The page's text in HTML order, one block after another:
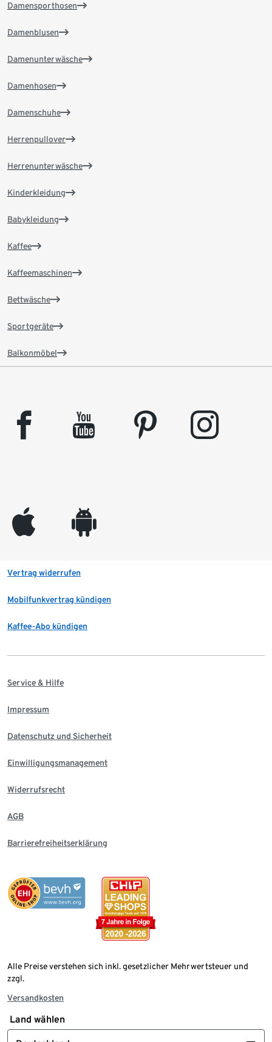
Damensporthosen
Damenblusen
Damenunterwäsche
Damenhosen
Damenschuhe
Herrenpullover
Herrenunterwäsche
Kinderkleidung
Babykleidung
Kaffee
Kaffeemaschinen
Bettwäsche
Sportgeräte
Balkonmöbel
facebook youtube pinterest instagram
appleinc android
Vertrag widerrufen
Mobilfunkvertrag kündigen
Kaffee-Abo kündigen
Service & Hilfe
Impressum
Datenschutz und Sicherheit
Einwilligungsmanagement
Widerrufsrecht
AGB
Barrierefreiheitserklärung
Alle Preise verstehen sich inkl. gesetzlicher Mehrwertsteuer und
zzgl.
Versandkosten
Land wählen